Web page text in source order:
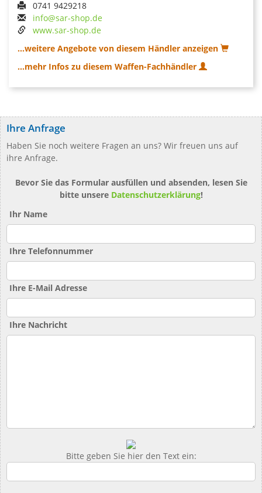
0741 9429218
info@sar-shop.de
www.sar-shop.de
...weitere Angebote von diesem Händler anzeigen
...mehr Infos zu diesem Waffen-Fachhändler
Ihre Anfrage
Haben Sie noch weitere Fragen an uns? Wir freuen uns auf
ihre Anfrage.
Bevor Sie das Formular ausfüllen und absenden, lesen Sie
bitte unsere Datenschutzerklärung!
Ihr Name
Ihre Telefonnummer
Ihre E-Mail Adresse
Ihre Nachricht
Bitte geben Sie hier den Text ein: